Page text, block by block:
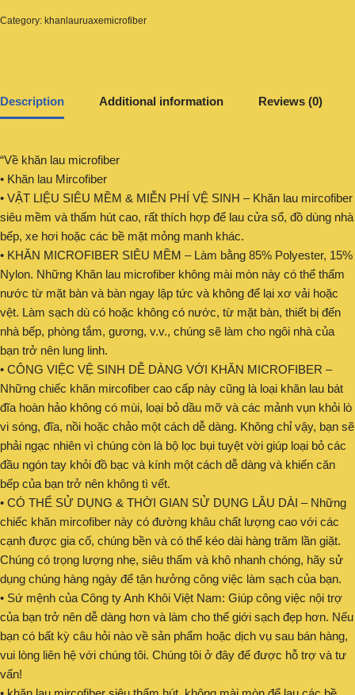
Category: khanlauruaxemicrofiber
Description Additional information Reviews (0)
“Về khăn lau microfiber
• Khăn lau Mircofiber
• VẬT LIỆU SIÊU MỀM & MIỄN PHÍ VỆ SINH – Khăn lau mircofiber
siêu mềm và thấm hút cao, rất thích hợp để lau cửa sổ, đồ dùng nhà
bếp, xe hơi hoặc các bề mặt mỏng manh khác.
• KHĂN MICROFIBER SIÊU MỀM – Làm bằng 85% Polyester, 15%
Nylon. Những Khăn lau microfiber không mài mòn này có thể thấm
nước từ mặt bàn và bàn ngay lập tức và không để lại xơ vải hoặc
vệt. Làm sạch dù có hoặc không có nước, từ mặt bàn, thiết bị đến
nhà bếp, phòng tắm, gương, v.v., chúng sẽ làm cho ngôi nhà của
bạn trở nên lung linh.
• CÔNG VIỆC VỆ SINH DỄ DÀNG VỚI KHĂN MICROFIBER –
Những chiếc khăn mircofiber cao cấp này cũng là loại khăn lau bát
đĩa hoàn hảo không có mùi, loại bỏ dầu mỡ và các mảnh vụn khỏi lò
vi sóng, đĩa, nồi hoặc chảo một cách dễ dàng. Không chỉ vậy, bạn sẽ
phải ngạc nhiên vì chúng còn là bộ lọc bụi tuyệt vời giúp loại bỏ các
đầu ngón tay khỏi đồ bạc và kính một cách dễ dàng và khiến căn
bếp của bạn trở nên không tì vết.
• CÓ THỂ SỬ DỤNG & THỜI GIAN SỬ DỤNG LÂU DÀI – Những
chiếc khăn mircofiber này có đường khâu chất lượng cao với các
cạnh được gia cố, chúng bền và có thể kéo dài hàng trăm lần giặt.
Chúng có trọng lượng nhẹ, siêu thấm và khô nhanh chóng, hãy sử
dụng chúng hàng ngày để tận hưởng công việc làm sạch của bạn.
• Sứ mệnh của Công ty Anh Khôi Việt Nam: Giúp công việc nội trợ
của bạn trở nên dễ dàng hơn và làm cho thế giới sạch đẹp hơn. Nếu
bạn có bất kỳ câu hỏi nào về sản phẩm hoặc dịch vụ sau bán hàng,
vui lòng liên hệ với chúng tôi. Chúng tôi ở đây để được hỗ trợ và tư
vấn!